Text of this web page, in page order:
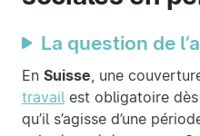
La question de
En Suisse, une
travail est obligatoire
qu’il s’agisse d’une